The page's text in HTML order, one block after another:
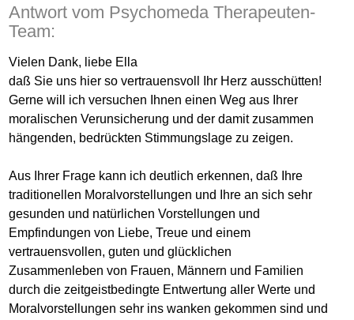
Antwort vom Psychomeda Therapeuten-
Team:
Vielen Dank, liebe Ella
daß Sie uns hier so vertrauensvoll Ihr Herz ausschütten!
Gerne will ich versuchen Ihnen einen Weg aus Ihrer
moralischen Verunsicherung und der damit zusammen
hängenden, bedrückten Stimmungslage zu zeigen.
Aus Ihrer Frage kann ich deutlich erkennen, daß Ihre
traditionellen Moralvorstellungen und Ihre an sich sehr
gesunden und natürlichen Vorstellungen und
Empfindungen von Liebe, Treue und einem
vertrauensvollen, guten und glücklichen
Zusammenleben von Frauen, Männern und Familien
durch die zeitgeistbedingte Entwertung aller Werte und
Moralvorstellungen sehr ins wanken gekommen sind und